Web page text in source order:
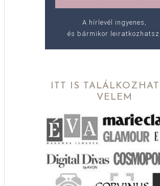
A hírlevél ingyenes,
és bármikor leiratkozhatsz.
ITT IS
VELEM